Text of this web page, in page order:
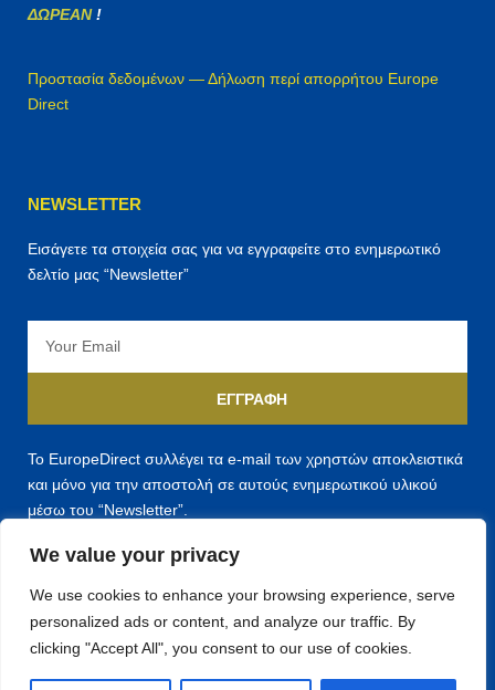
We value your privacy
We use cookies to enhance your browsing experience, serve
personalized ads or content, and analyze our traffic. By
clicking "Accept All", you consent to our use of cookies.
ΔΩΡΕΑΝ!
Προστασία δεδομένων — Δήλωση περί απορρήτου Europe
Direct
NEWSLETTER
Εισάγετε τα στοιχεία σας για να εγγραφείτε στο ενημερωτικό
δελτίο μας “Newsletter”
ΕΓΓΡΑΦΉ
Το EuropeDirect συλλέγει τα e-mail των χρηστών αποκλειστικά
και μόνο για την αποστολή σε αυτούς ενημερωτικού υλικού
μέσω του “Newsletter”.
F
a
e
T
w
t
Y
o
t